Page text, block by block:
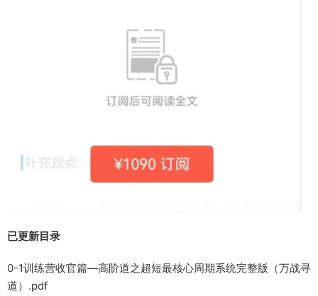
已更新目录
0-1训练营收官篇—高阶道之超短最核心周期系统完整版（万战寻
道）.pdf